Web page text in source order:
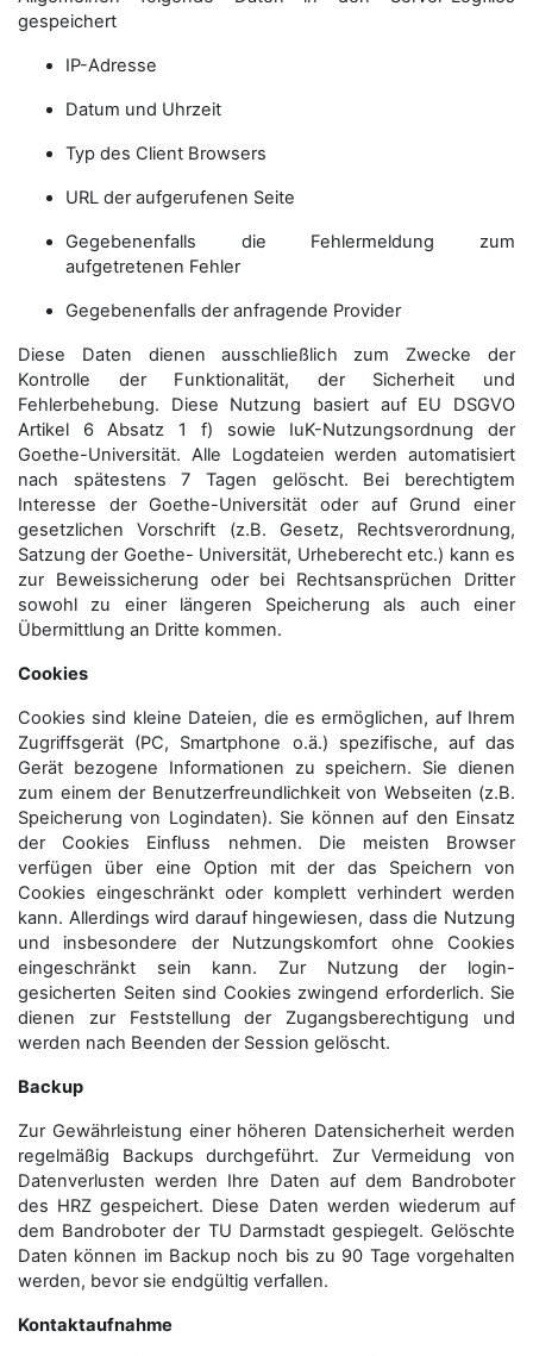
gespeichert
IP-Adresse
Datum und Uhrzeit
Typ des Client Browsers
URL der aufgerufenen Seite
Gegebenenfalls die Fehlermeldung zum
aufgetretenen Fehler
Gegebenenfalls der anfragende Provider
Diese Daten dienen ausschließlich zum Zwecke der
Kontrolle der Funktionalität, der Sicherheit und
Fehlerbehebung. Diese Nutzung basiert auf EU DSGVO
Artikel 6 Absatz 1 f) sowie IuK-Nutzungsordnung der
Goethe-Universität. Alle Logdateien werden auto­matisiert
nach spätestens 7 Tagen gelöscht. Bei berechtigtem
Interesse der Goethe-Universität oder auf Grund einer
gesetzlichen Vorschrift (z.B. Gesetz, Rechtsverordnung,
Satzung der Goethe- Universität, Urheberecht etc.) kann es
zur Beweissicherung oder bei Rechtsansprüchen Dritter
sowohl zu einer längeren Speicherung als auch einer
Übermittlung an Dritte kommen.
Cookies
Cookies sind kleine Dateien, die es ermöglichen, auf Ihrem
Zugriffsgerät (PC, Smartphone o.ä.) spezifische, auf das
Gerät bezogene Informationen zu speichern. Sie dienen
zum einem der Benutzerfreundlichkeit von Webseiten (z.B.
Speicherung von Logindaten). Sie können auf den Einsatz
der Cookies Einfluss nehmen. Die meisten Browser
verfügen über eine Option mit der das Speichern von
Cookies eingeschränkt oder komplett verhindert werden
kann. Allerdings wird darauf hingewiesen, dass die Nutzung
und insbesondere der Nutzungskomfort ohne Cookies
eingeschränkt sein kann. Zur Nutzung der login-
gesicherten Seiten sind Cookies zwingend erforderlich. Sie
dienen zur Feststellung der Zugangs­berechtigung und
werden nach Beenden der Session gelöscht.
Backup
Zur Gewährleistung einer höheren Datensicherheit werden
regelmäßig Backups durchgeführt. Zur Vermeidung von
Datenverlusten werden Ihre Daten auf dem Bandroboter
des HRZ gespeichert. Diese Daten werden wiederum auf
dem Bandroboter der TU Darmstadt gespiegelt. Gelöschte
Daten können im Backup noch bis zu 90 Tage vorgehalten
werden, bevor sie endgültig verfallen.
Kontaktaufnahme